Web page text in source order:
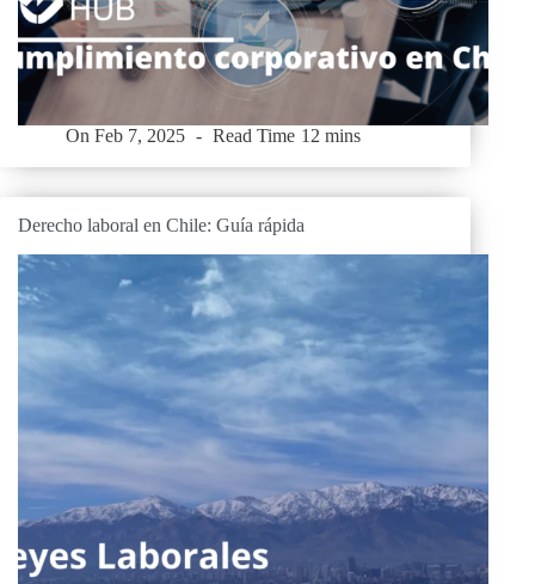
On Feb 7, 2025 Read Time 12 mins
Derecho laboral en Chile: Guía rápida